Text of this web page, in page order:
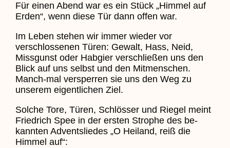
Für einen Abend war es ein Stück „Himmel auf
Erden“, wenn diese Tür dann offen war.
Im Leben stehen wir immer wieder vor
verschlossenen Türen: Gewalt, Hass, Neid,
Missgunst oder Habgier verschließen uns den
Blick auf uns selbst und den Mitmenschen.
Manch-mal versperren sie uns den Weg zu
unserem eigentlichen Ziel.
Solche Tore, Türen, Schlösser und Riegel meint
Friedrich Spee in der ersten Strophe des be-
kannten Adventsliedes „O Heiland, reiß die
Himmel auf“: